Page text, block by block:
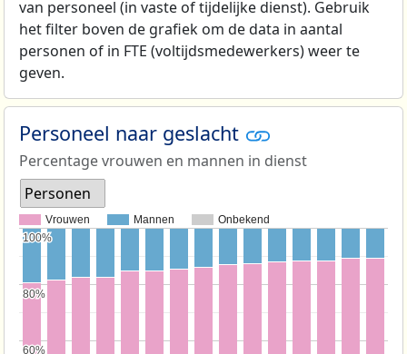
van personeel (in vaste of tijdelijke dienst). Gebruik
het filter boven de grafiek om de data in aantal
personen of in FTE (voltijdsmedewerkers) weer te
geven.
Personeel naar geslacht
Percentage vrouwen en mannen in dienst
Personen
Vrouwen Mannen Onbekend
60%
60%
80%
80%
100%
100%